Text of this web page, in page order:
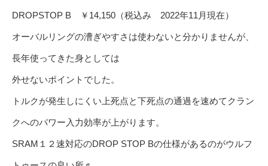
DROPSTOP B ￥14,150（税込み 2022年11月現在）
オーバルリングの漕ぎやすさは使わないと分かりませんが、
長年使ってきた身としては
外せないポイントでした。
トルクが発生しにくい上死点と下死点の通過を速めてクラン
クへのパワー入力効率が上がります。
SRAM１２速対応のDROP STOP Bの仕様があるのがウルフ